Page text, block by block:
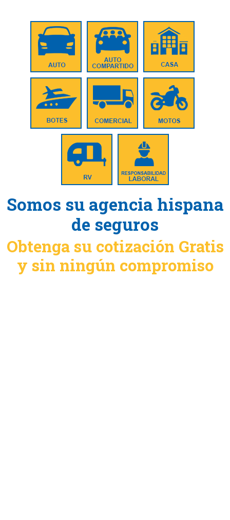
Somos su agencia hispana
de seguros
Obtenga su cotización Gratis
y sin ningún compromiso